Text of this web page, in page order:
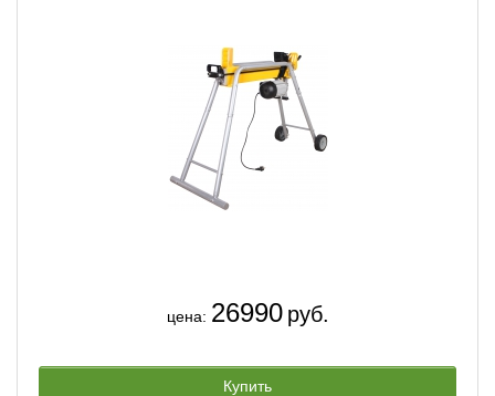
цена: 26990 руб.
Купить